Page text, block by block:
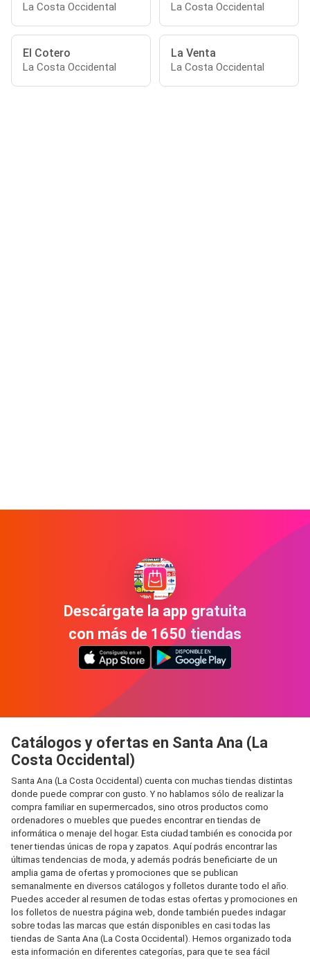
La Costa Occidental La Costa Occidental
El Cotero
La Costa Occidental
La Venta
La Costa Occidental
Descárgate la app gratuita
con más de 1650 tiendas
Catálogos y ofertas en Santa Ana (La
Costa Occidental)
Santa Ana (La Costa Occidental) cuenta con muchas tiendas distintas
donde puede comprar con gusto. Y no hablamos sólo de realizar la
compra familiar en supermercados, sino otros productos como
ordenadores o muebles que puedes encontrar en tiendas de
informática o menaje del hogar. Esta ciudad también es conocida por
tener tiendas únicas de ropa y zapatos. Aquí podrás encontrar las
últimas tendencias de moda, y además podrás beneficiarte de un
amplia gama de ofertas y promociones que se publican
semanalmente en diversos catálogos y folletos durante todo el año.
Puedes acceder al resumen de todas estas ofertas y promociones en
los folletos de nuestra página web, donde también puedes indagar
sobre todas las marcas que están disponibles en casi todas las
tiendas de Santa Ana (La Costa Occidental). Hemos organizado toda
esta información en diferentes categorías, para que te sea fácil